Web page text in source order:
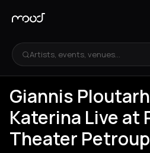
Artists, events, venues...
Giannis
Katerina Live at
Theater